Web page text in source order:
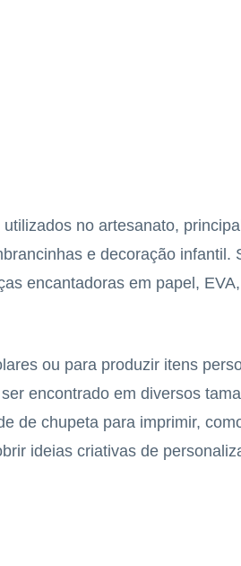
no artesanato,
e decoração infantil.
encantadoras em papel,
ou para produzir itens
encontrado em diversos
de chupeta para imprimir,
ideias criativas de